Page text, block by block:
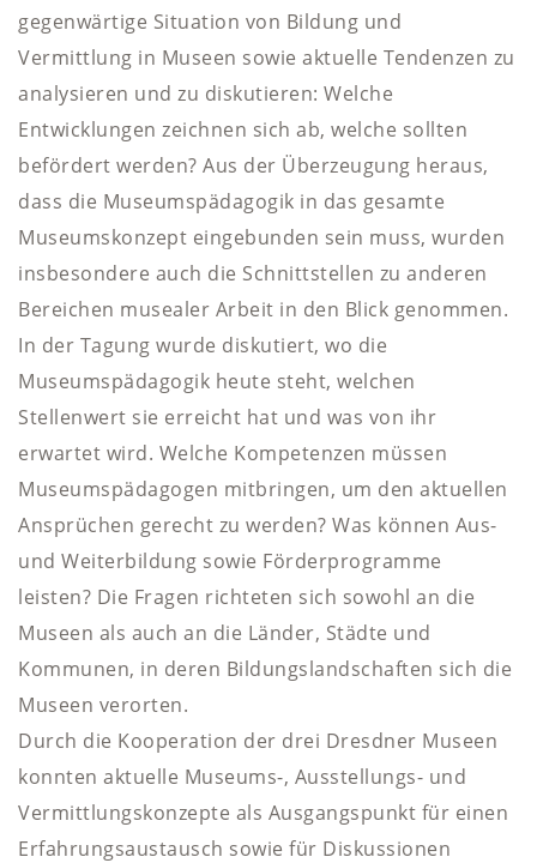
gegenwärtige Situation von Bildung und
Vermittlung in Museen sowie aktuelle Tendenzen zu
analysieren und zu diskutieren: Welche
Entwicklungen zeichnen sich ab, welche sollten
befördert werden? Aus der Überzeugung heraus,
dass die Museumspädagogik in das gesamte
Museumskonzept eingebunden sein muss, wurden
insbesondere auch die Schnittstellen zu anderen
Bereichen musealer Arbeit in den Blick genommen.
In der Tagung wurde diskutiert, wo die
Museumspädagogik heute steht, welchen
Stellenwert sie erreicht hat und was von ihr
erwartet wird. Welche Kompetenzen müssen
Museumspädagogen mitbringen, um den aktuellen
Ansprüchen gerecht zu werden? Was können Aus-
und Weiterbildung sowie Förderprogramme
leisten? Die Fragen richteten sich sowohl an die
Museen als auch an die Länder, Städte und
Kommunen, in deren Bildungslandschaften sich die
Museen verorten.
Durch die Kooperation der drei Dresdner Museen
konnten aktuelle Museums-, Ausstellungs- und
Vermittlungskonzepte als Ausgangspunkt für einen
Erfahrungsaustausch sowie für Diskussionen